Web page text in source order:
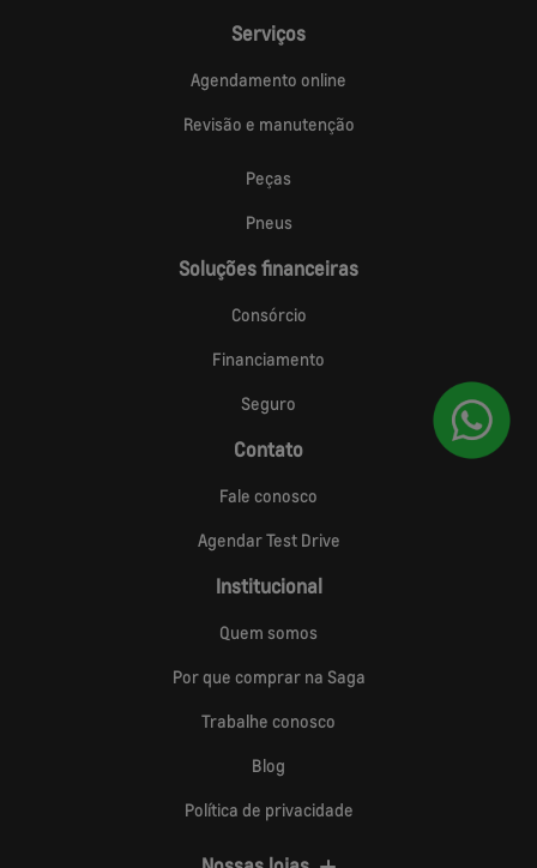
Serviços
Agendamento online
Revisão e manutenção
Peças
Pneus
Soluções financeiras
Consórcio
Financiamento
Seguro
Contato
Fale conosco
Agendar Test Drive
Institucional
Quem somos
Por que comprar na Saga
Trabalhe conosco
Blog
Política de privacidade